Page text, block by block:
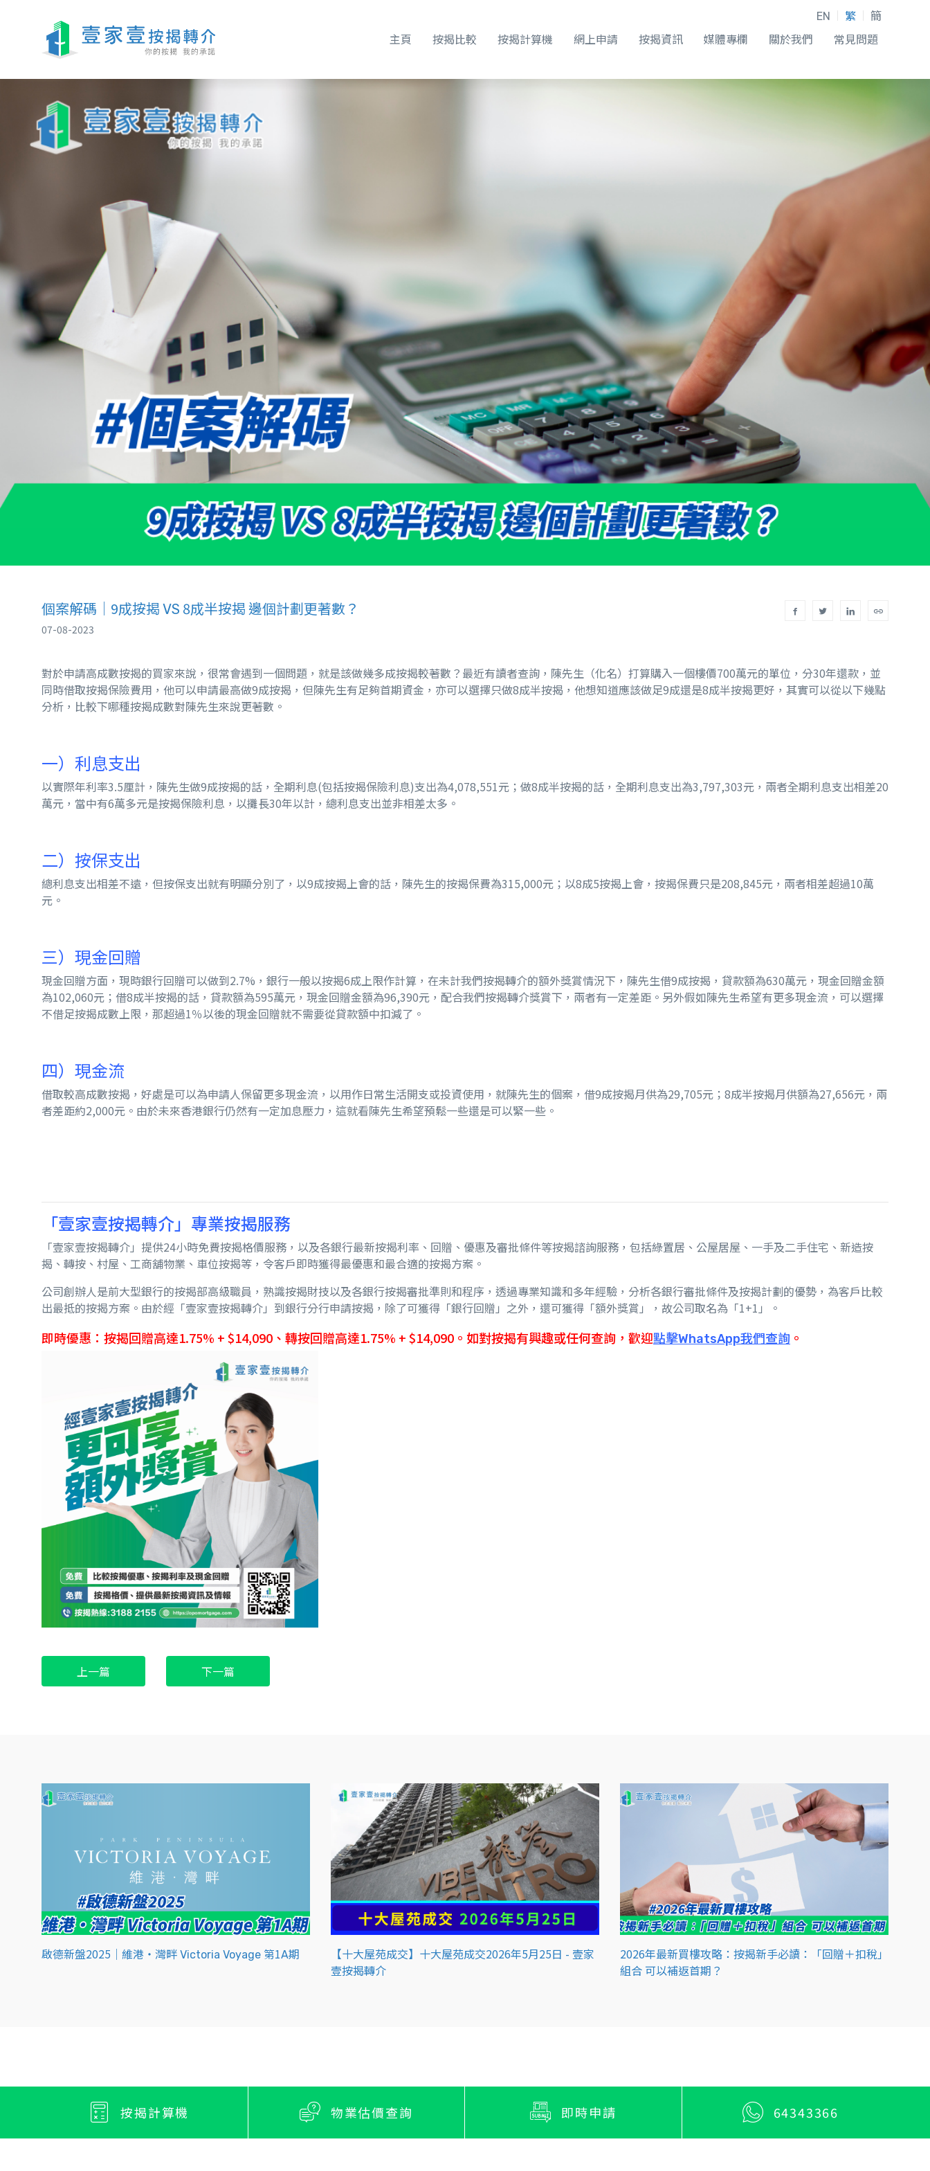
EN 繁
簡
主頁
按揭比較 按揭計算機 網上申請 按揭資訊 媒體專欄 關於我們 常見問題
個案解碼｜9成按揭 VS 8成半按揭 邊個計劃更著數？
07-08-2023
對於申請高成數按揭的買家來說，很常會遇到一個問題，就是該做幾多成按揭較著數？最近有讀者查詢，陳先生（化名）打算購入一個樓價700萬元的單位，分30年還款，並
同時借取按揭保險費用，他可以申請最高做9成按揭，但陳先生有足夠首期資金，亦可以選擇只做8成半按揭，他想知道應該做足9成還是8成半按揭更好，其實可以從以下幾點
分析，比較下哪種按揭成數對陳先生來說更著數。
一）利息支出
以實際年利率3.5厘計，陳先生做9成按揭的話，全期利息(包括按揭保險利息)支出為4,078,551元；做8成半按揭的話，全期利息支出為3,797,303元，兩者全期利息支出相差20
萬元，當中有6萬多元是按揭保險利息，以攤長30年以計，總利息支出並非相差太多。
二）按保支出
總利息支出相差不遠，但按保支出就有明顯分別了，以9成按揭上會的話，陳先生的按揭保費為315,000元；以8成5按揭上會，按揭保費只是208,845元，兩者相差超過10萬
元。
三）現金回贈
現金回贈方面，現時銀行回贈可以做到2.7%，銀行一般以按揭6成上限作計算，在未計我們按揭轉介的額外獎賞情況下，陳先生借9成按揭，貸款額為630萬元，現金回贈金額
為102,060元；借8成半按揭的話，貸款額為595萬元，現金回贈金額為96,390元，配合我們按揭轉介獎賞下，兩者有一定差距。另外假如陳先生希望有更多現金流，可以選擇
不借足按揭成數上限，那超過1％以後的現金回贈就不需要從貸款額中扣減了。
四）現金流
借取較高成數按揭，好處是可以為申請人保留更多現金流，以用作日常生活開支或投資使用，就陳先生的個案，借9成按揭月供為29,705元；8成半按揭月供額為27,656元，兩
者差距約2,000元。由於未來香港銀行仍然有一定加息壓力，這就看陳先生希望預鬆一些還是可以緊一些。
「壹家壹按揭轉介」專業按揭服務
「壹家壹按揭轉介」提供24小時免費按揭格價服務，以及各銀行最新按揭利率、回贈、優惠及審批條件等按揭諮詢服務，包括綠置居、公屋居屋、一手及二手住宅、新造按
揭、轉按、村屋、工商舖物業、車位按揭等，令客戶即時獲得最優惠和最合適的按揭方案。
公司創辦人是前大型銀行的按揭部高級職員，熟識按揭財技以及各銀行按揭審批準則和程序，透過專業知識和多年經驗，分析各銀行審批條件及按揭計劃的優勢，為客戶比較
出最抵的按揭方案。由於經「壹家壹按揭轉介」到銀行分行申請按揭，除了可獲得「銀行回贈」之外，還可獲得「額外獎賞」，故公司取名為「1+1 」。
即時優惠：按揭回贈高達1.75% + $14,090、轉按回贈高達1.75% + $14,090。如對按揭有興趣或任何查詢，歡迎點擊WhatsApp我們查詢 。
上一篇 下一篇
啟德新盤2025｜維港‧灣畔 Victoria Voyage 第1A期
【十大屋苑成交】十大屋苑成交2026年5月25日 - 壹家
壹按揭轉介
2026年最新買樓攻略：按揭新手必讀：「回贈＋扣稅」
組合 可以補返首期？
按揭計算機 物業估價查詢 即時申請 64343366